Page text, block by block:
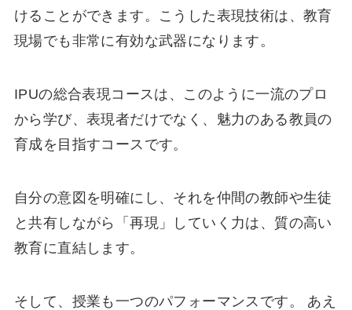
けることができます。こうした表現技術は、教育
現場でも非常に有効な武器になります。
IPUの総合表現コースは、このように一流のプロ
から学び、表現者だけでなく、魅力のある教員の
育成を目指すコースです。
自分の意図を明確にし、それを仲間の教師や生徒
と共有しながら「再現」していく力は、質の高い
教育に直結します。
そして、授業も一つのパフォーマンスです。 あえ